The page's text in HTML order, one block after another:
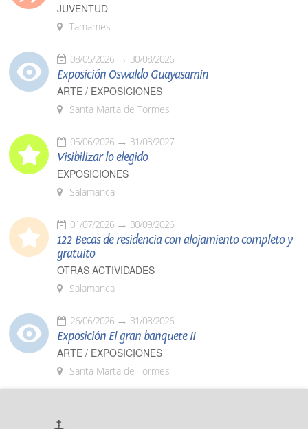
JUVENTUD
Tamames
08/05/2026 30/08/2026
Exposición Oswaldo Guayasamín
ARTE / EXPOSICIONES
Santa Marta de Tormes
05/06/2026 31/03/2027
Visibilizar lo elegido
EXPOSICIONES
Salamanca
01/07/2026 30/09/2026
122 Becas de residencia con alojamiento completo y
gratuito
OTRAS ACTIVIDADES
Salamanca
26/06/2026 31/08/2026
Exposición El gran banquete II
ARTE / EXPOSICIONES
Santa Marta de Tormes